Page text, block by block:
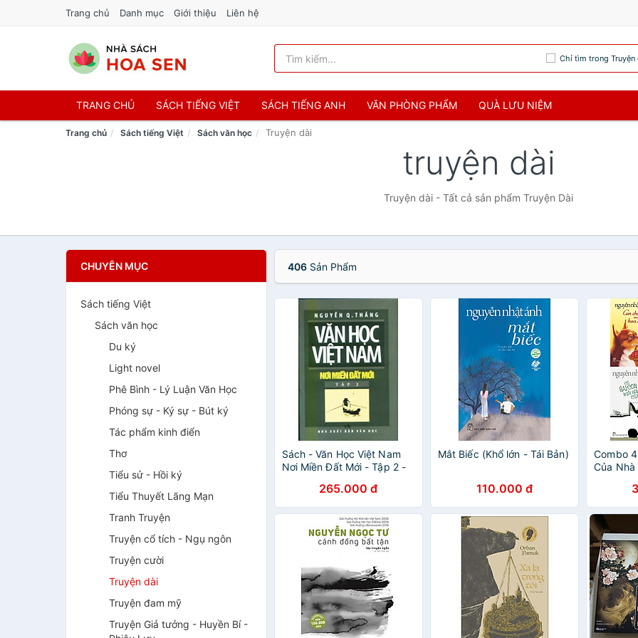
Trang chủ Danh mục Giới thiệu Liên hệ
Chỉ tìm trong Truyện
TRANG CHỦ SÁCH TIẾNG VIỆT SÁCH TIẾNG ANH VĂN PHÒNG PHẨM QUÀ LƯU NIỆM
Trang chủ Sách tiếng Việt Sách văn học Truyện dài
truyện dài
Truyện dài - Tất cả sản phẩm Truyện Dài
CHUYÊN MỤC
Sách tiếng Việt
Sách văn học
Du ký
Light novel
Phê Bình - Lý Luận Văn Học
Phóng sự - Ký sự - Bút ký
Tác phẩm kinh điển
Thơ
Tiểu sử - Hồi ký
Tiểu Thuyết Lãng Mạn
Tranh Truyện
Truyện cổ tích - Ngụ ngôn
Truyện cười
Truyện dài
Truyện đam mỹ
Truyện Giả tưởng - Huyền Bí -
406Sản Phẩm
Sách - Văn Học Việt Nam
Nơi Miền Đất Mới - Tập 2 -
265.000 đ
Mắt Biếc (Khổ lớn - Tái Bản)
110.000 đ
Combo
Của
Giỏ Hoa
+ Cô
+ Có Hai
Cửa Sổ